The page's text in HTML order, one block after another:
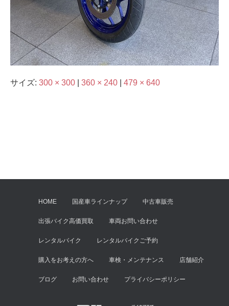
サイズ: 300 × 300 360 × 240 479 × 640
HOME 国産車ラインナップ 中古車販売
出張バイク高価買取 車両お問い合わせ
レンタルバイク レンタルバイクご予約
購入をお考えの方へ 車検・メンテナンス 店舗紹介
ブログ お問い合わせ プライバシーポリシー